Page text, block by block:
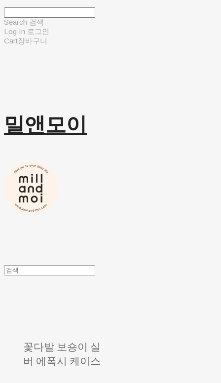
Search 검색
Log In 로그인
Cart장바구니
밀앤모이
꽃다발 보숑이 실
버 에폭시 케이스